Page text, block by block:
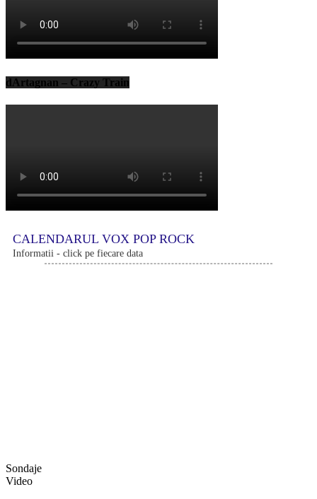
dArtagnan – Crazy Train
CALENDARUL VOX POP ROCK
Informatii - click pe fiecare data
Sondaje
Video